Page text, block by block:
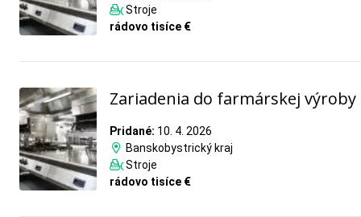
Stroje
rádovo tisíce €
Zariadenia do farmárskej výroby
Pridané: 10. 4. 2026
Banskobystrický kraj
Stroje
rádovo tisíce €